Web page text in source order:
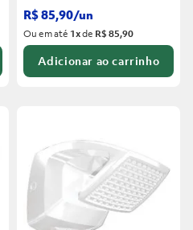
R$85,90/un
Ou em até 1xde R$ 85,90
Adicionar ao carrinho